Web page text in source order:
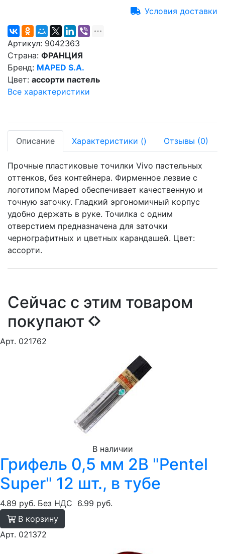
Условия доставки
Артикул: 9042363
Страна: ФРАНЦИЯ
Бренд: MAPED S.A.
Цвет: ассорти пастель
Все характеристики
Описание Характеристики () Отзывы (0)
Прочные пластиковые точилки Vivo пастельных
оттенков, без контейнера. Фирменное лезвие с
логотипом Maped обеспечивает качественную и
точную заточку. Гладкий эргономичный корпус
удобно держать в руке. Точилка с одним
отверстием предназначена для заточки
чернографитных и цветных карандашей. Цвет:
ассорти.
Сейчас с этим товаром
покупают
Арт. 021762
В наличии
Грифель 0,5 мм 2B "Pentel
Super" 12 шт., в тубе
4.89 руб. Без НДС 6.99 руб.
В корзину
Арт. 021372